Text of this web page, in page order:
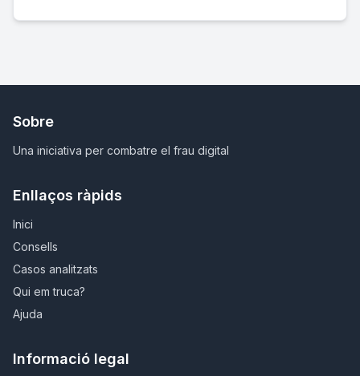
Sobre
Una iniciativa per combatre el frau digital
Enllaços ràpids
Inici
Consells
Casos analitzats
Qui em truca?
Ajuda
Informació legal